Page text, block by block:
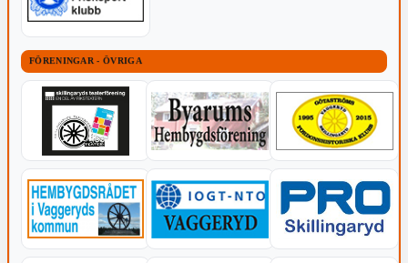
FÖRENINGAR - ÖVRIGA